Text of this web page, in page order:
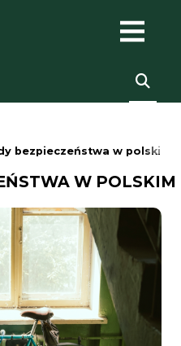
bezpieczeństwa w
W